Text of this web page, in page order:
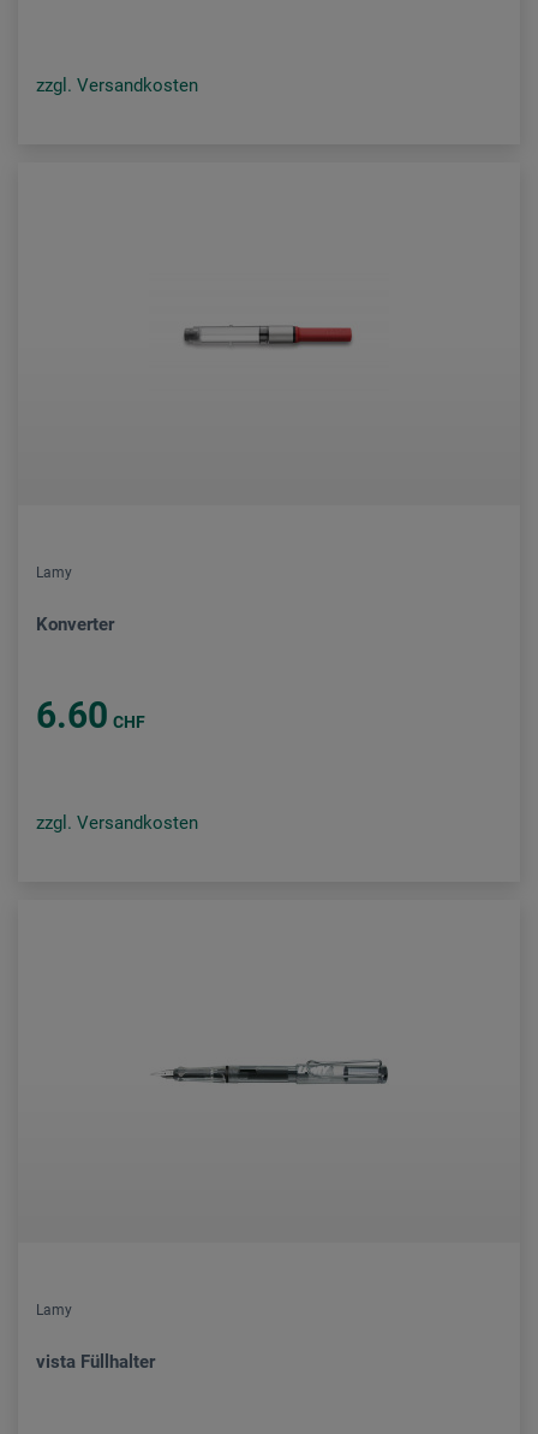
zzgl. Versandkosten
Lamy
Konverter
6.60 CHF
zzgl. Versandkosten
Lamy
vista Füllhalter